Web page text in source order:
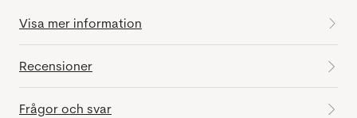
Visa mer information
Recensioner
Frågor och svar